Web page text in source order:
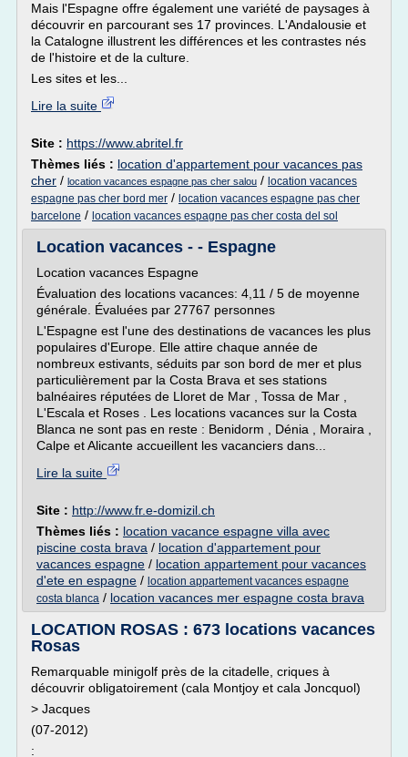
Mais l'Espagne offre également une variété de paysages à
découvrir en parcourant ses 17 provinces. L'Andalousie et
la Catalogne illustrent les différences et les contrastes nés
de l'histoire et de la culture.
Les sites et les...
Lire la suite
Site : https://www.abritel.fr
Thèmes liés : location d'appartement pour vacances pas
cher / location vacances espagne pas cher salou / location vacances
espagne pas cher bord mer / location vacances espagne pas cher
barcelone / location vacances espagne pas cher costa del sol
Location vacances - - Espagne
Location vacances Espagne
Évaluation des locations vacances: 4,11 / 5 de moyenne
générale. Évaluées par 27767 personnes
L'Espagne est l'une des destinations de vacances les plus
populaires d'Europe. Elle attire chaque année de
nombreux estivants, séduits par son bord de mer et plus
particulièrement par la Costa Brava et ses stations
balnéaires réputées de Lloret de Mar , Tossa de Mar ,
L'Escala et Roses . Les locations vacances sur la Costa
Blanca ne sont pas en reste : Benidorm , Dénia , Moraira ,
Calpe et Alicante accueillent les vacanciers dans...
Lire la suite
Site : http://www.fr.e-domizil.ch
Thèmes liés : location vacance espagne villa avec
piscine costa brava / location d'appartement pour
vacances espagne / location appartement pour vacances
d'ete en espagne / location appartement vacances espagne
costa blanca / location vacances mer espagne costa brava
LOCATION ROSAS : 673 locations vacances
Rosas
Remarquable minigolf près de la citadelle, criques à
découvrir obligatoirement (cala Montjoy et cala Joncquol)
> Jacques
(07-2012)
: